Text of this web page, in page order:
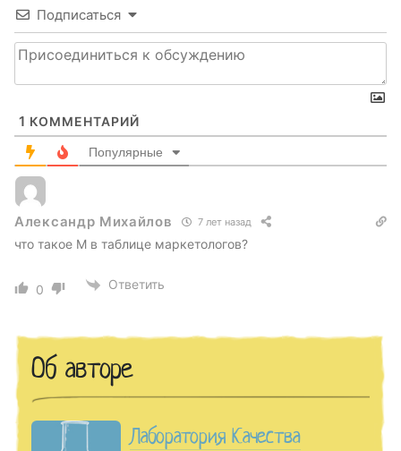
Подписаться
1 КОММЕНТАРИЙ
Популярные
Александр Михайлов 7 лет назад
что такое М в таблице маркетологов?
0 Ответить
Об авторе
Лаборатория Качества